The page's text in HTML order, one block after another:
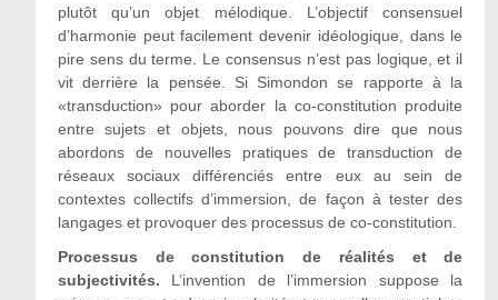
plutôt qu’un objet mélodique. L’objectif consensuel
d’harmonie peut facilement devenir idéologique, dans le
pire sens du terme. Le consensus n’est pas logique, et il
vit derrière la pensée. Si Simondon se rapporte à la
«transduction» pour aborder la co-constitution produite
entre sujets et objets, nous pouvons dire que nous
abordons de nouvelles pratiques de transduction de
réseaux sociaux différenciés entre eux au sein de
contextes collectifs d’immersion, de façon à tester des
langages et provoquer des processus de co-constitution.
Processus de constitution de réalités et de
subjectivités. L’invention de l’immersion suppose la